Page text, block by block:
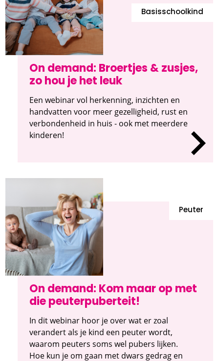
On demand: Broertjes & zusjes,
zo hou je het leuk
Basisschoolkind
Een webinar vol herkenning, inzichten en
handvatten voor meer gezelligheid, rust en
verbondenheid in huis - ook met meerdere
kinderen!
On demand: Kom maar op met
die peuterpuberteit!
Peuter
In dit webinar hoor je over wat er zoal
verandert als je kind een peuter wordt,
waarom peuters soms wel pubers lijken.
Hoe kun je om gaan met dwars gedrag en